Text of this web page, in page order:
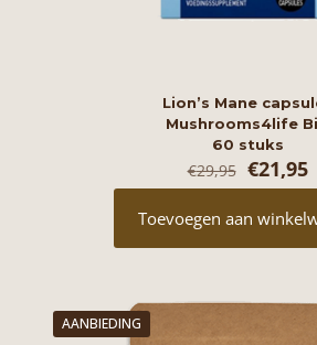
Lion’s Mane
Mushrooms4life
60 stuks
€29,95
prijs
was:
€29,95.
€21,95
Toevoegen aan
AANBIEDING